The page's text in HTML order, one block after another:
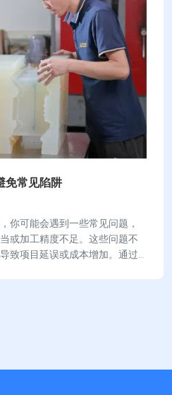
免常见陷阱
你可能会遇到一些常见问题，
或加工精度不足。这些问题不
致项目延误或成本增加。通过